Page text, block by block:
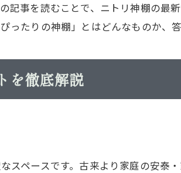
記事を読むことで、ニトリ神棚の最
たりの神棚」とはどんなものか、答
を徹底解説
ペースです。古来より家庭の安泰